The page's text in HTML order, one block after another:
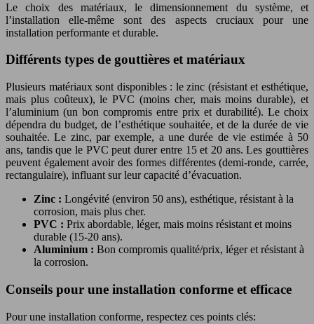
Le choix des matériaux, le dimensionnement du système, et
l’installation elle-même sont des aspects cruciaux pour une
installation performante et durable.
Différents types de gouttières et matériaux
Plusieurs matériaux sont disponibles : le zinc (résistant et esthétique,
mais plus coûteux), le PVC (moins cher, mais moins durable), et
l’aluminium (un bon compromis entre prix et durabilité). Le choix
dépendra du budget, de l’esthétique souhaitée, et de la durée de vie
souhaitée. Le zinc, par exemple, a une durée de vie estimée à 50
ans, tandis que le PVC peut durer entre 15 et 20 ans. Les gouttières
peuvent également avoir des formes différentes (demi-ronde, carrée,
rectangulaire), influant sur leur capacité d’évacuation.
Zinc : Longévité (environ 50 ans), esthétique, résistant à la
corrosion, mais plus cher.
PVC : Prix abordable, léger, mais moins résistant et moins
durable (15-20 ans).
Aluminium : Bon compromis qualité/prix, léger et résistant à
la corrosion.
Conseils pour une installation conforme et efficace
Pour une installation conforme, respectez ces points clés: